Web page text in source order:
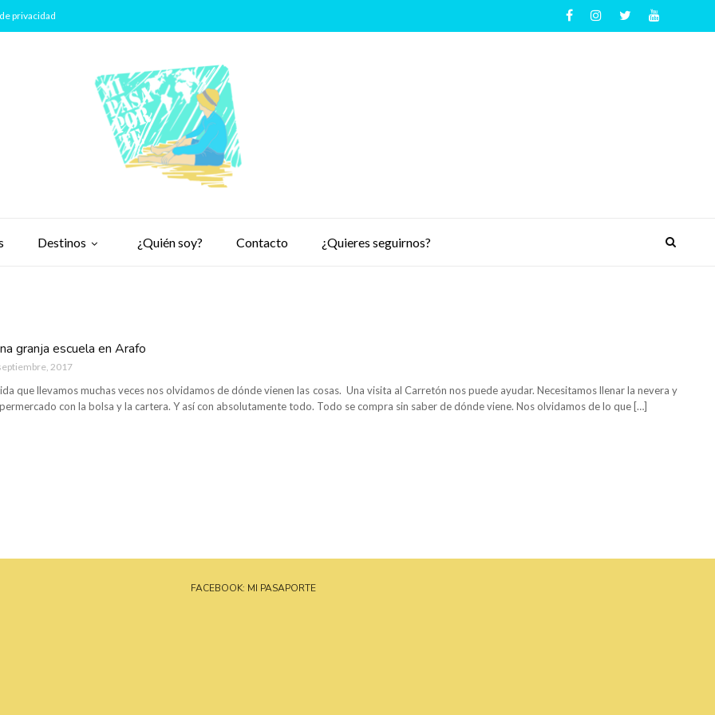
Destinos ¿Quién soy? Contacto ¿Quieres seguirnos?
privacidad
granja escuela en Arafo
2017
que llevamos muchas veces nos olvidamos de dónde vienen las cosas. Una visita al Carretón nos puede ayudar. Necesitamos llenar la nevera y
con la bolsa y la cartera. Y así con absolutamente todo. Todo se compra sin saber de dónde viene. Nos olvidamos de lo que […]
FACEBOOK: MI PASAPORTE